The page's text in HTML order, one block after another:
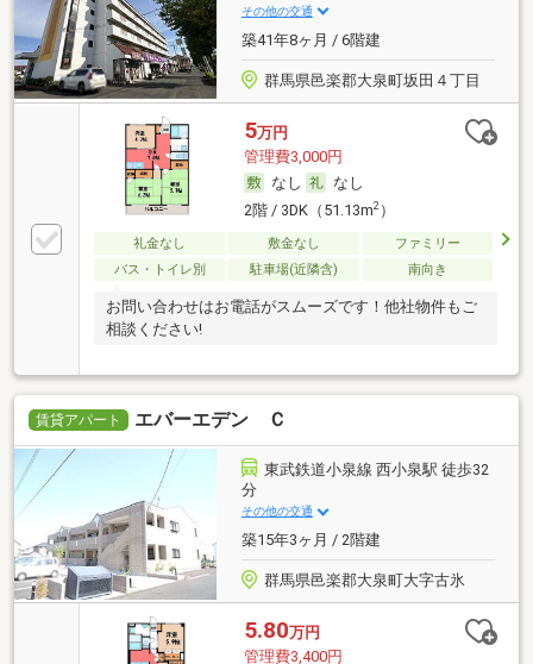
その他の交通
築41年8ヶ月 / 6階建
群馬県邑楽郡大泉町坂田４丁目
5万円
管理費3,000円
なし
なし
2階 / 3DK（51.13m2）
礼金なし 敷金なし
ファミリー
バス・トイレ別
駐車場(近隣含) 南向き
お問い合わせはお電話がスムーズです！他社物件もご
相談ください!
賃貸アパート エバーエデン Ｃ
東武鉄道小泉線 西小泉駅 徒歩32
分
その他の交通
築15年3ヶ月 / 2階建
群馬県邑楽郡大泉町大字古氷
5.80万円
管理費3,400円